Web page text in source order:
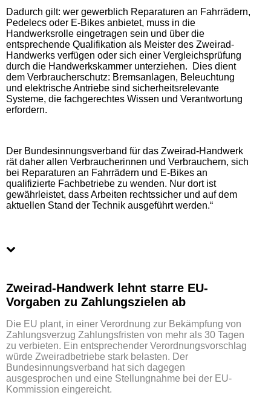
Dadurch gilt: wer gewerblich Reparaturen an Fahrrädern,
Pedelecs oder E-Bikes anbietet, muss in die
Handwerksrolle eingetragen sein und über die
entsprechende Qualifikation als Meister des Zweirad-
Handwerks verfügen oder sich einer Vergleichsprüfung
durch die Handwerkskammer unterziehen. Dies dient
dem Verbraucherschutz: Bremsanlagen, Beleuchtung
und elektrische Antriebe sind sicherheitsrelevante
Systeme, die fachgerechtes Wissen und Verantwortung
erfordern.
Der Bundesinnungsverband für das Zweirad-Handwerk
rät daher allen Verbraucherinnen und Verbrauchern, sich
bei Reparaturen an Fahrrädern und E-Bikes an
qualifizierte Fachbetriebe zu wenden. Nur dort ist
gewährleistet, dass Arbeiten rechtssicher und auf dem
aktuellen Stand der Technik ausgeführt werden.“
Zweirad-Handwerk lehnt starre EU-
Vorgaben zu Zahlungszielen ab
Die EU plant, in einer Verordnung zur Bekämpfung von
Zahlungsverzug Zahlungsfristen von mehr als 30 Tagen
zu verbieten. Ein entsprechender Verordnungsvorschlag
würde Zweiradbetriebe stark belasten. Der
Bundesinnungsverband hat sich dagegen
ausgesprochen und eine Stellungnahme bei der EU-
Kommission eingereicht.